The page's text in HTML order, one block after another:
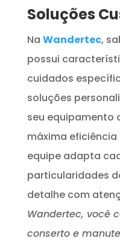
Soluções
Na Wandertec,
possui
cuidados
soluções
seu equipamento
máxima eficiência
equipe adapta
particularidades
detalhe com
Wandertec, você
conserto e